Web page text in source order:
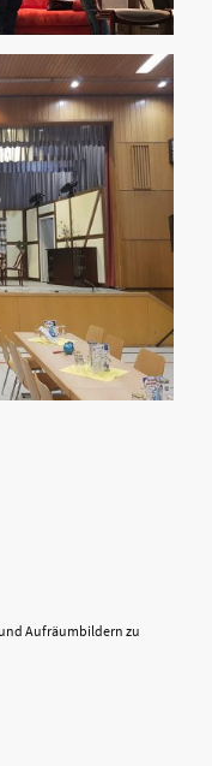
Aufräumbildern zu